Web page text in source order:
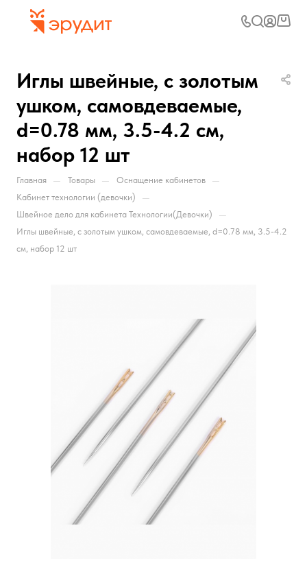
Иглы швейные, с золотым
ушком, самовдеваемые,
d=0.78 мм, 3.5-4.2 см,
набор 12 шт
Главная — Товары — Оснащение кабинетов —
Кабинет технологии (девочки) —
Швейное дело для кабинета Технологии(Девочки) —
Иглы швейные, с золотым ушком, самовдеваемые, d=0.78 мм, 3.5-4.2
см, набор 12 шт